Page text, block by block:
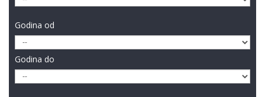
Godina od
Godina do